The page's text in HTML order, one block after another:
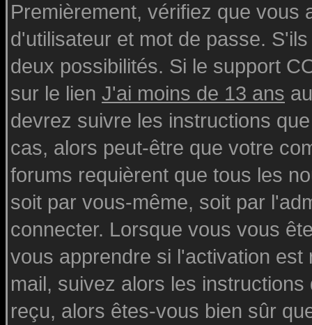
Premièrement, vérifiez que
d'utilisateur et mot de passe.
deux possibilités. Si le support
sur le lien J'ai moins de 13 ans
devrez suivre les instructions
cas, alors peut-être que votre
forums requièrent que tous les
soit par vous-même, soit par
connecter. Lorsque vous vous
vous apprendre si l'activation
mail, suivez alors les
reçu, alors êtes-vous bien sûr